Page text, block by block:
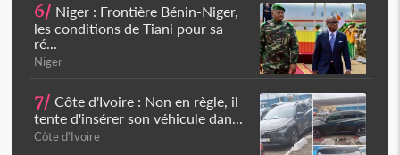
6/ Niger : Frontière Bénin-Niger,
les conditions de Tiani pour sa
ré...
Niger
7/ Côte d'Ivoire : Non en règle, il
tente d'insérer son véhicule dan...
Côte d'Ivoire